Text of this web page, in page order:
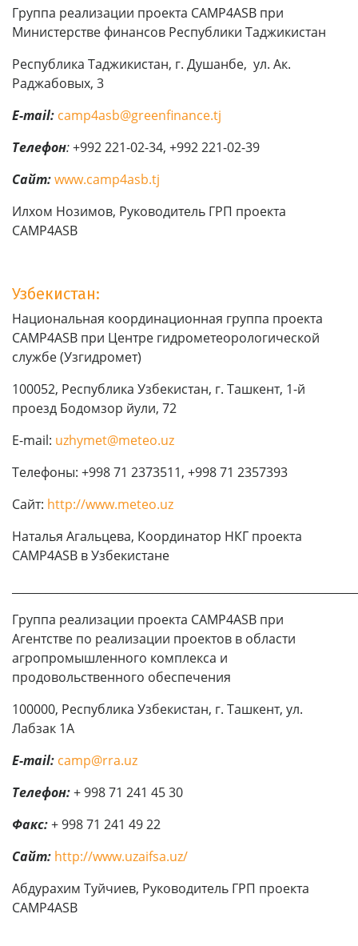
Группа реализации проекта CAMP4ASB при
Министерстве финансов Республики Таджикистан
Республика Таджикистан, г. Душанбе, ул. Ак.
Раджабовых, 3
E-mail: camp4asb@greenfinance.tj
Телефон:+992 221-02-34, +992 221-02-39
Сайт:www.camp4asb.tj
Илхом Нозимов, Руководитель ГРП проекта
CAMP4ASB
Узбекистан:
Национальная координационная группа проекта
CAMP4ASB при Центре гидрометеорологической
службе (Узгидромет)
100052, Республика Узбекистан, г. Ташкент, 1-й
проезд Бодомзор йули, 72
E-mail: uzhymet@meteo.uz
Телефоны: +998 71 2373511, +998 71 2357393
Сайт: http://www.meteo.uz
Наталья Агальцева, Координатор НКГ проекта
CAMP4ASB в Узбекистане
Группа реализации проекта CAMP4ASB при
Агентстве по реализации проектов в области
агропромышленного комплекса и
продовольственного обеспечения
100000, Республика Узбекистан, г. Ташкент, ул.
Лабзак 1А
E-mail: camp@rra.uz
Телефон:+ 998 71 241 45 30
Факс:+ 998 71 241 49 22
Сайт: http://www.uzaifsa.uz/
Абдурахим Туйчиев, Руководитель ГРП проекта
CAMP4ASB